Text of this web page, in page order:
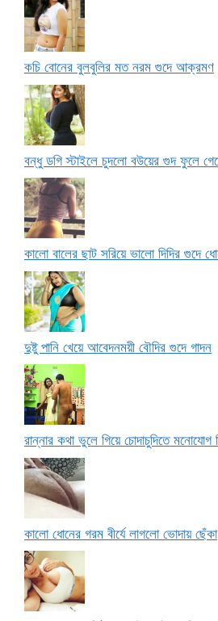
কচি বোনের বুলবুলির মত নরম গুদে আক্রমণ
বন্ধু ডগি স্টাইলে চুদলো বউয়ের গুদ ফুলে
কালো বালের ছাট সরিয়ে ভালো দিদির গুদে
দুষ্টু পানি খেয়ে আবেদনময়ী বৌদির গুদে গাদন
রান্নার কথা ভুলে গিয়ে চোদাচুদিতে মনোযোগ
কালো ধোনের গরম বীর্যে লাগলো ভোদায় ছেঁকা